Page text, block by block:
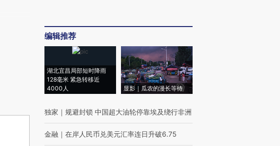
编辑推荐
湖北宜昌局部短时降雨
128毫米 紧急转移近
4000人
显影｜瓜农的漫长等待
独家 ｜ 规避封锁 中国超大油轮停靠埃及绕行非洲
金融 ｜ 在岸人民币兑美元汇率连日升破6.75